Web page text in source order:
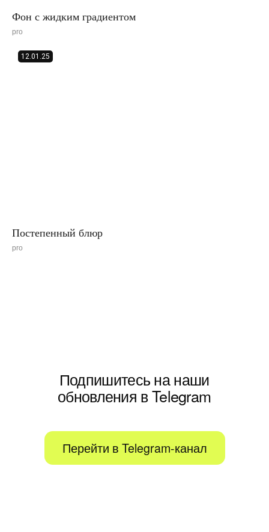
Фон с жидким градиентом
pro
12.01.25
Постепенный блюр
pro